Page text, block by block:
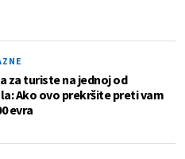
za turiste na jednoj od
Ako ovo prekršite preti vam
evra